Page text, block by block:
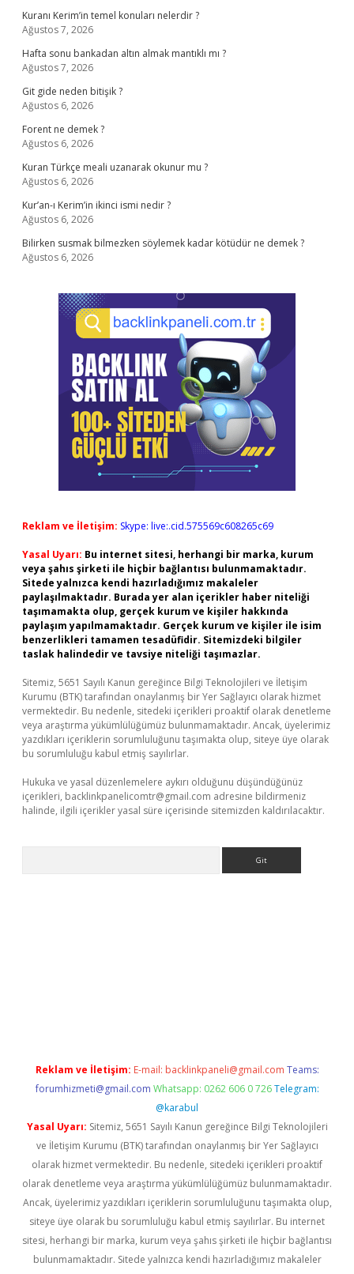
Kuranı Kerim’in temel konuları nelerdir ?
Ağustos 7, 2026
Hafta sonu bankadan altın almak mantıklı mı ?
Ağustos 7, 2026
Git gide neden bitişik ?
Ağustos 6, 2026
Forent ne demek ?
Ağustos 6, 2026
Kuran Türkçe meali uzanarak okunur mu ?
Ağustos 6, 2026
Kur’an-ı Kerim’in ikinci ismi nedir ?
Ağustos 6, 2026
Bilirken susmak bilmezken söylemek kadar kötüdür ne demek ?
Ağustos 6, 2026
Reklam ve İletişim: Skype: live:.cid.575569c608265c69
Yasal Uyarı: Bu internet sitesi, herhangi bir marka, kurum
veya şahıs şirketi ile hiçbir bağlantısı bulunmamaktadır.
Sitede yalnızca kendi hazırladığımız makaleler
paylaşılmaktadır. Burada yer alan içerikler haber niteliği
taşımamakta olup, gerçek kurum ve kişiler hakkında
paylaşım yapılmamaktadır. Gerçek kurum ve kişiler ile isim
benzerlikleri tamamen tesadüfidir. Sitemizdeki bilgiler
taslak halindedir ve tavsiye niteliği taşımazlar.
Sitemiz, 5651 Sayılı Kanun gereğince Bilgi Teknolojileri ve İletişim
Kurumu (BTK) tarafından onaylanmış bir Yer Sağlayıcı olarak hizmet
vermektedir. Bu nedenle, sitedeki içerikleri proaktif olarak denetleme
veya araştırma yükümlülüğümüz bulunmamaktadır. Ancak, üyelerimiz
yazdıkları içeriklerin sorumluluğunu taşımakta olup, siteye üye olarak
bu sorumluluğu kabul etmiş sayılırlar.
Hukuka ve yasal düzenlemelere aykırı olduğunu düşündüğünüz
içerikleri, backlinkpanelicomtr@gmail.com adresine bildirmeniz
halinde, ilgili içerikler yasal süre içerisinde sitemizden kaldırılacaktır.
Reklam ve İletişim: E-mail: backlinkpaneli@gmail.com Teams:
forumhizmeti@gmail.com Whatsapp: 0262 606 0 726 Telegram:
@karabul
Yasal Uyarı: Sitemiz, 5651 Sayılı Kanun gereğince Bilgi Teknolojileri
ve İletişim Kurumu (BTK) tarafından onaylanmış bir Yer Sağlayıcı
olarak hizmet vermektedir. Bu nedenle, sitedeki içerikleri proaktif
olarak denetleme veya araştırma yükümlülüğümüz bulunmamaktadır.
Ancak, üyelerimiz yazdıkları içeriklerin sorumluluğunu taşımakta olup,
siteye üye olarak bu sorumluluğu kabul etmiş sayılırlar. Bu internet
sitesi, herhangi bir marka, kurum veya şahıs şirketi ile hiçbir bağlantısı
bulunmamaktadır. Sitede yalnızca kendi hazırladığımız makaleler